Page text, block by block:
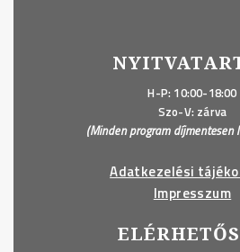
H-P: 10:00-18:00
Szo-V: zárva
(Minden program díjmentesen
Adatkezelési
Impresszum